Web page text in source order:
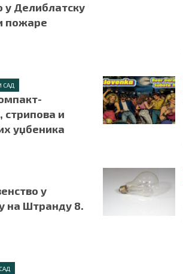
у Делиблатску
пожаре
САД
стрипова и
уџбеника
у
на Штранду 8.